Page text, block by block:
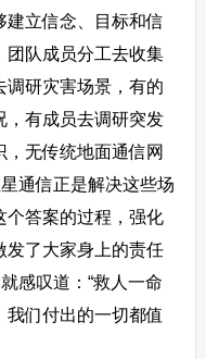
建立信念、目标和信
团队成员分工去收集
调研灾害场景，有的
，有成员去调研突发
无传统地面通信网
通信正是解决这些场
个答案的过程，强化
发了大家身上的责任
感叹道：“救人一命
我们付出的一切都值